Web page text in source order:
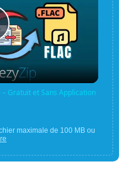
– Gratuit et Sans Application
maximale de 100 MB ou